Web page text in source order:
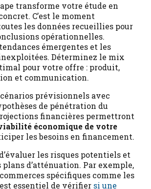
transforme votre étude en
C’est le moment
les données recueillies pour
opérationnelles.
émergentes et les
Déterminez le mix
pour votre offre : produit,
et communication.
prévisionnels avec
de pénétration du
financières permettront
économique de votre
les besoins en financement.
les risques potentiels et
plans d’atténuation. Par exemple,
spécifiques comme les
essentiel de vérifier si une